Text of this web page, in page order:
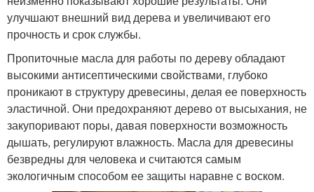
пропитка
улучшают внешний вид дерева и увеличивают его
прочность и срок службы.
Пропиточные масла для работы по дереву обладают
высокими антисептическими свойствами, глубоко
проникают в структуру древесины, делая ее поверхность
эластичной. Они предохраняют дерево от высыхания, не
закупоривают поры, давая поверхности возможность
дышать, регулируют влажность. Масла для древесины
безвредны для человека и считаются самым
экологичным способом ее защиты наравне с воском.